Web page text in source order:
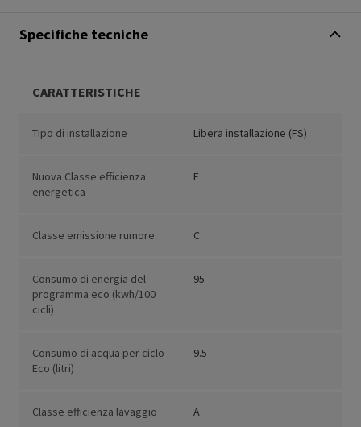
Specifiche tecniche
CARATTERISTICHE
Tipo di installazione Libera installazione (FS)
Nuova Classe efficienza
energetica
E
Classe emissione rumore C
Consumo di energia del
programma eco (kwh/100
cicli)
95
Consumo di acqua per ciclo
Eco (litri)
9.5
Classe efficienza lavaggio A